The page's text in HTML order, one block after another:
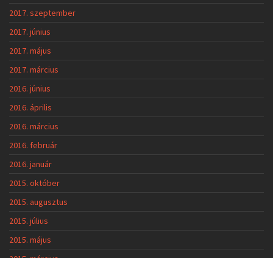
2017. szeptember
2017. június
2017. május
2017. március
2016. június
2016. április
2016. március
2016. február
2016. január
2015. október
2015. augusztus
2015. július
2015. május